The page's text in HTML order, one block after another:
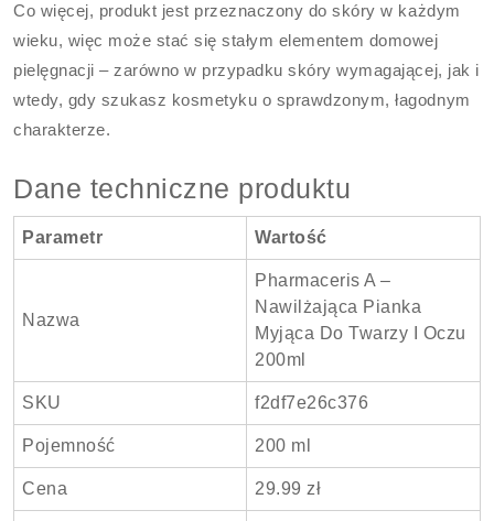
Co więcej, produkt jest przeznaczony do skóry w każdym
wieku, więc może stać się stałym elementem domowej
pielęgnacji – zarówno w przypadku skóry wymagającej, jak i
wtedy, gdy szukasz kosmetyku o sprawdzonym, łagodnym
charakterze.
Dane techniczne produktu
Parametr Wartość
Nazwa
Pharmaceris A –
Nawilżająca Pianka
Myjąca Do Twarzy I Oczu
200ml
SKU f2df7e26c376
Pojemność 200 ml
Cena 29.99 zł